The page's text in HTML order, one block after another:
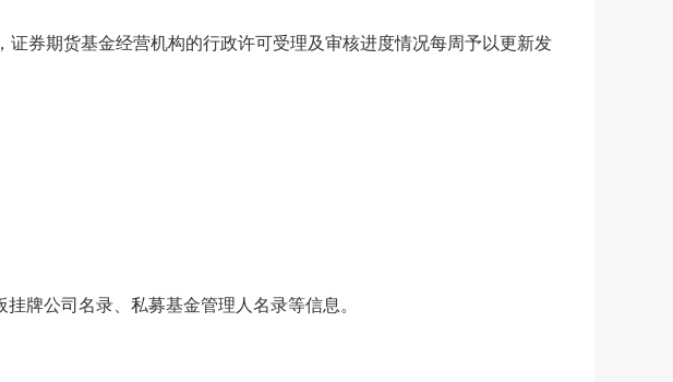
券期货基金经营机构的行政许可受理及审核进度情况每周予以更新发
牌公司名录、私募基金管理人名录等信息。